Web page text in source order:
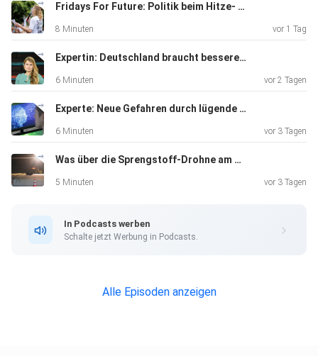
Fridays For Future: Politik beim Hitze- und Klimaschutz abwesend
8 Minuten vor 1 Tag
Expertin: Deutschland braucht bessere Drohnenabwehr
6 Minuten vor 2 Tagen
Experte: Neue Gefahren durch lügende KI
6 Minuten vor 3 Tagen
Was über die Sprengstoff-Drohne am Leipziger Flughafen bekannt ist
5 Minuten vor 3 Tagen
In Podcasts werben
Schalte jetzt Werbung in Podcasts.
Alle Episoden anzeigen